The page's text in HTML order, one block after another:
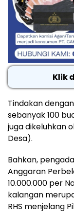
Klik
Tindakan
sebanyak 100
juga dikeluhkan
Desa).
Bahkan,
Anggaran
10.000.000 per
kalangan
RHS menjelang